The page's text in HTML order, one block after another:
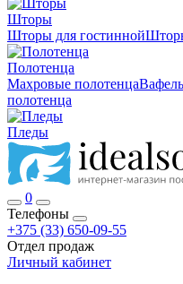
Шторы
Шторы для гостинной
Полотенца
Махровые полотенца
полотенца
Пледы
0
Телефоны
+375 (33) 650-09-55
Отдел продаж
Личный кабинет